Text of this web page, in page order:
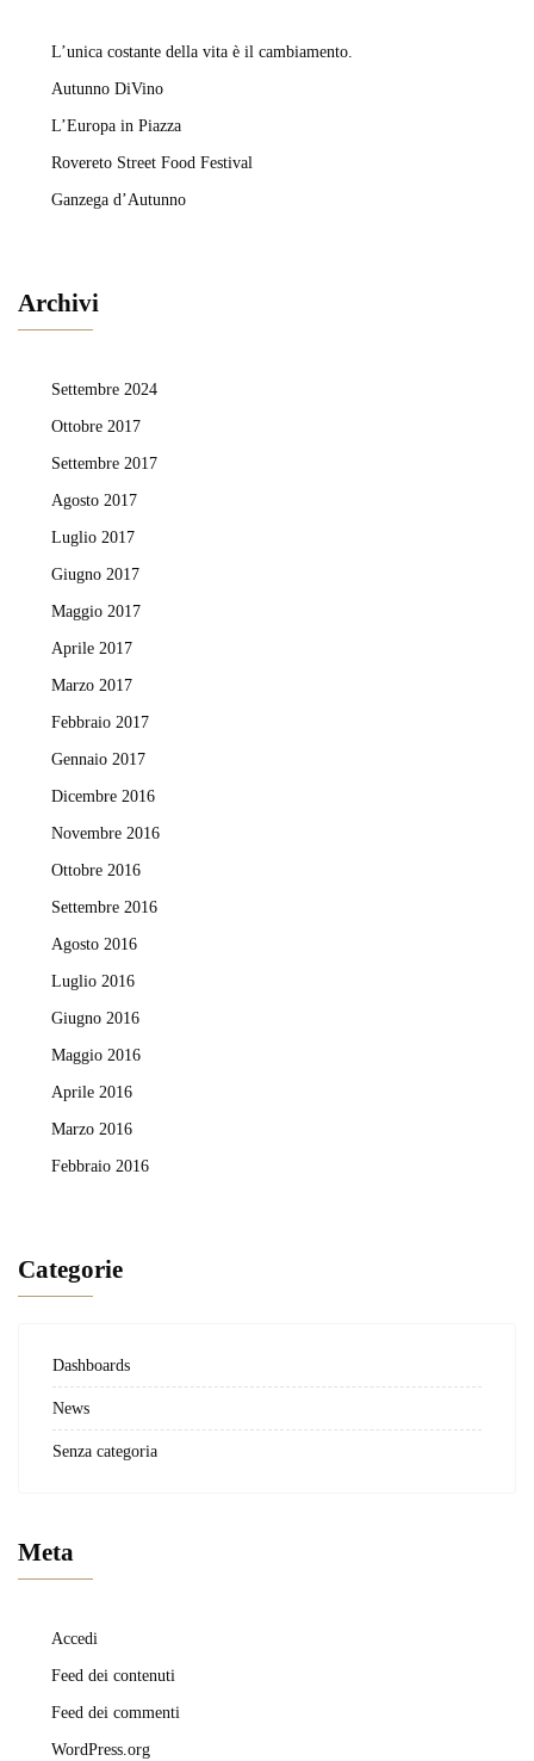
L’unica costante della vita è il cambiamento.
Autunno DiVino
L’Europa in Piazza
Rovereto Street Food Festival
Ganzega d’Autunno
Archivi
Settembre 2024
Ottobre 2017
Settembre 2017
Agosto 2017
Luglio 2017
Giugno 2017
Maggio 2017
Aprile 2017
Marzo 2017
Febbraio 2017
Gennaio 2017
Dicembre 2016
Novembre 2016
Ottobre 2016
Settembre 2016
Agosto 2016
Luglio 2016
Giugno 2016
Maggio 2016
Aprile 2016
Marzo 2016
Febbraio 2016
Categorie
Dashboards
News
Senza categoria
Meta
Accedi
Feed dei contenuti
Feed dei commenti
WordPress.org